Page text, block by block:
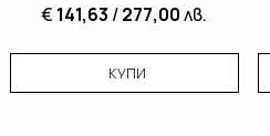
€ 141,63 /277,00лв.
КУПИ